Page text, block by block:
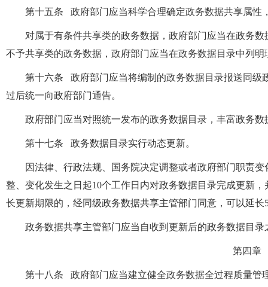
第十五条 政府部门应当科学合理确定政务数据共享属性
对属于有条件共享类的政务数据，政府部门应当在政务
不予共享类的政务数据，政府部门应当在政务数据目录中列
第十六条 政府部门应当将编制的政务数据目录报送同级
过后统一向政府部门通告。
政府部门应当对照统一发布的政务数据目录，丰富政务
第十七条 政务数据目录实行动态更新。
因法律、行政法规、国务院决定调整或者政府部门职责
整、变化发生之日起10个工作日内对政务数据目录完成更新
长更新期限的，经同级政务数据共享主管部门同意，可以延长
政务数据共享主管部门应当自收到更新后的政务数据目
第四章
第十八条 政府部门应当建立健全政务数据全过程质量管